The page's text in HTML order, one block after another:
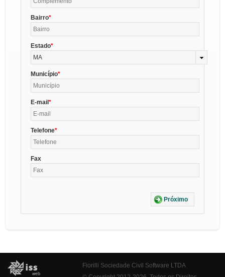
Bairro
Estado
MA
Município
E-mail
Telefone
Fax
Próximo
Fiorilli Sociedade Civil Software LTDA